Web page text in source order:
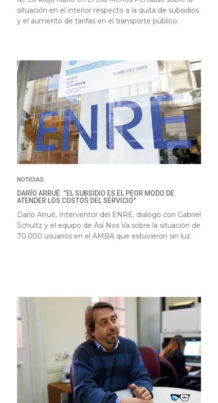
situación en el interior respecto a la quita de subsidios
y el aumento de tarifas en el transporte público.
NOTICIAS
DARÍO ARRUÉ: “EL SUBSIDIO ES EL PEOR MODO DE
ATENDER LOS COSTOS DEL SERVICIO"
Darío Arrué, Interventor del ENRE, dialogó con Gabriel
Schultz y el equipo de Así Nos Va sobre la situación de
70.000 usuarios en el AMBA que estuvieron sin luz.